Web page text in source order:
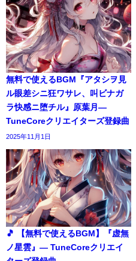
無料で使えるBGM『アタシヲ見
ル眼差シニ狂ワサレ、叫ビナガ
ラ快感ニ堕チル』原葉月―
TuneCoreクリエイターズ登録曲
2025年11月1日
🎵 【無料で使えるBGM】『虚無
ノ星雲』― TuneCoreクリエイ